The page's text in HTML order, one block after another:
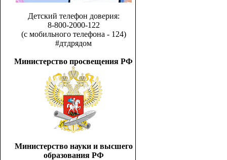
Детский телефон доверия:
8-800-2000-122
(с мобильного телефона - 124)
#дтдрядом
Министерство просвещения РФ
Министерство науки и высшего
образования РФ